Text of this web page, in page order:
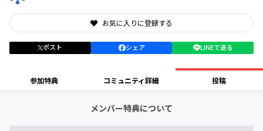
お気に入りに登録する
ポスト シェア LINEで送る
参加特典 コミュニティ詳細 投稿
メンバー特典について